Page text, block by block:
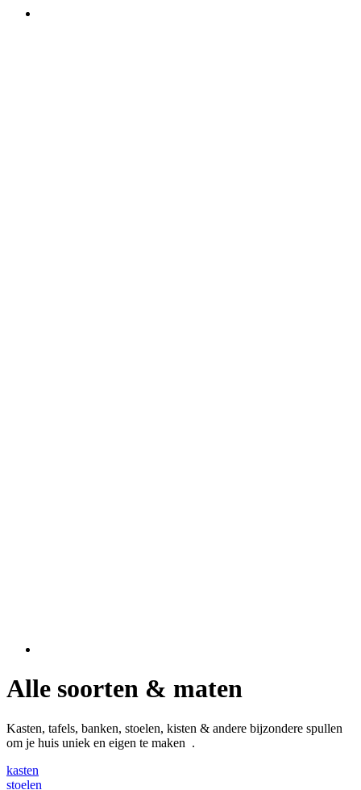
Alle soorten & maten
Kasten, tafels, banken, stoelen, kisten & andere bijzondere spullen
om je huis uniek en eigen te maken .
kasten
stoelen